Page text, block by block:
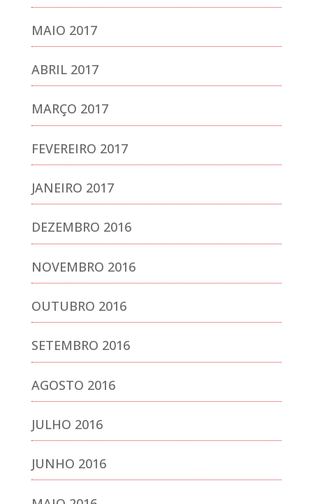
MAIO 2017
ABRIL 2017
MARÇO 2017
FEVEREIRO 2017
JANEIRO 2017
DEZEMBRO 2016
NOVEMBRO 2016
OUTUBRO 2016
SETEMBRO 2016
AGOSTO 2016
JULHO 2016
JUNHO 2016